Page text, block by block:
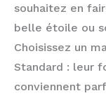
souhaitez en
belle étoile ou
Choisissez un
Standard : leur
conviennent